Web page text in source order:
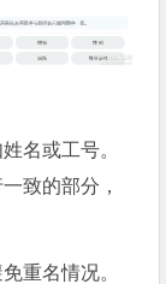
名或工号。
致的部分，
重名情况。